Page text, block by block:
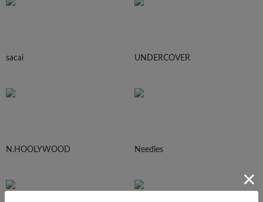
sacai UNDERCOVER
N.HOOLYWOOD Needles